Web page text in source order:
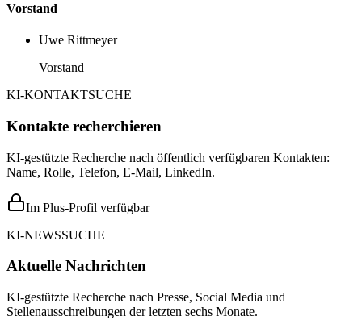
Vorstand
Uwe Rittmeyer
Vorstand
KI-KONTAKTSUCHE
Kontakte recherchieren
KI-gestützte Recherche nach öffentlich verfügbaren Kontakten:
Name, Rolle, Telefon, E-Mail, LinkedIn.
Im Plus-Profil verfügbar
KI-NEWSSUCHE
Aktuelle Nachrichten
KI-gestützte Recherche nach Presse, Social Media und
Stellenausschreibungen der letzten sechs Monate.